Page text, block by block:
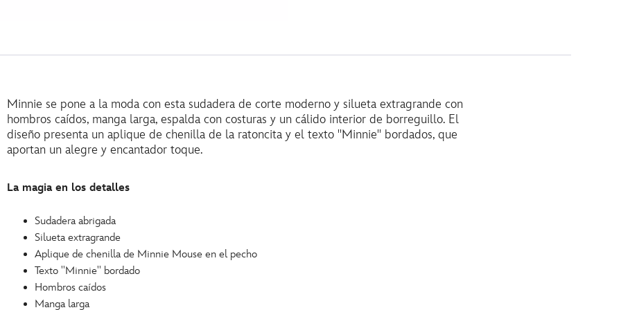
Minnie se pone a la moda con esta sudadera de corte moderno y silueta extragrande con
hombros caídos, manga larga, espalda con costuras y un cálido interior de borreguillo. El
diseño presenta un aplique de chenilla de la ratoncita y el texto ''Minnie'' bordados, que
aportan un alegre y encantador toque.
La magia en los detalles
Sudadera abrigada
Silueta extragrande
Aplique de chenilla de Minnie Mouse en el pecho
Texto ''Minnie'' bordado
Hombros caídos
Manga larga